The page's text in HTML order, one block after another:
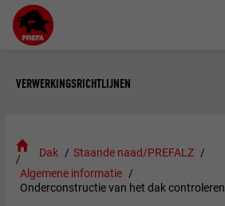
VERWERKINGSRICHTLIJNEN
Dak
Staande naad/PREFALZ
Algemene informatie
Onderconstructie van het dak controleren